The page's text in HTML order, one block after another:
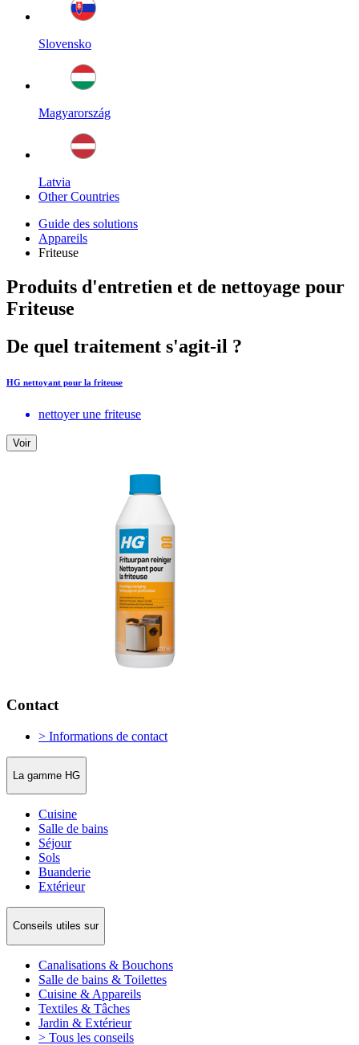
Slovensko
Magyarország
Latvia
Other Countries
Guide des solutions
Appareils
Friteuse
Produits d'entretien et de nettoyage pour
Friteuse
De quel traitement s'agit-il ?
HG nettoyant pour la friteuse
nettoyer une friteuse
Voir
Contact
> Informations de contact
La gamme HG
Cuisine
Salle de bains
Séjour
Sols
Buanderie
Extérieur
Conseils utiles sur
Canalisations & Bouchons
Salle de bains & Toilettes
Cuisine & Appareils
Textiles & Tâches
Jardin & Extérieur
> Tous les conseils